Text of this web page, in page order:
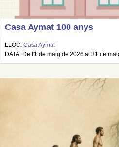
Casa Aymat 100 anys
LLOC: Casa Aymat
DATA: De l'1 de maig de 2026 al 31 de